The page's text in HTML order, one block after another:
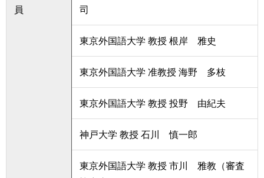
員
司
東京外国語大学 教授 根岸 雅史
東京外国語大学 准教授 海野 多枝
東京外国語大学 教授 投野 由紀夫
神戸大学 教授 石川 慎一郎
東京外国語大学 教授 市川 雅教（審査